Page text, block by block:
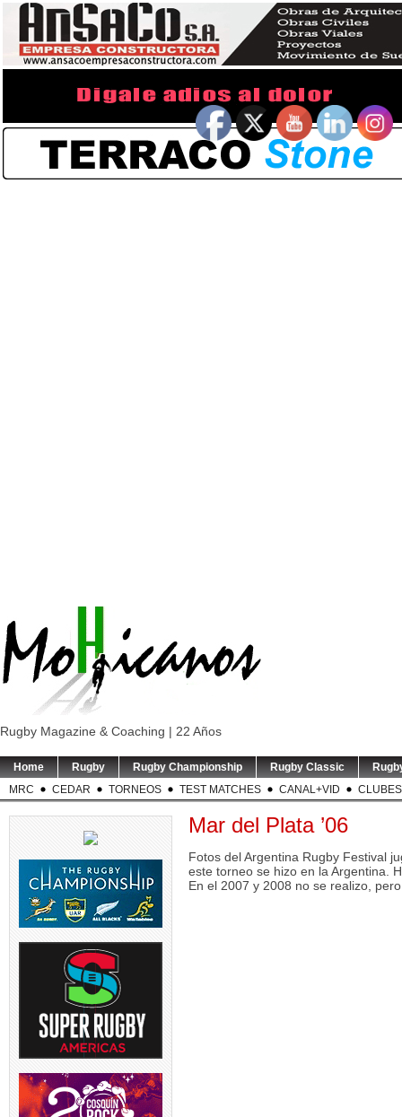
Rugby Magazine & Coaching | 22 Años
Home Rugby Rugby Championship Rugby Classic
MRC
CEDAR TORNEOS TEST MATCHES CANAL+VID CLUBES
Mar del Plata ’06
Fotos del Argentina Rugby Festival
este torneo se hizo en la Argentina.
En el 2007 y 2008 no se realizo,